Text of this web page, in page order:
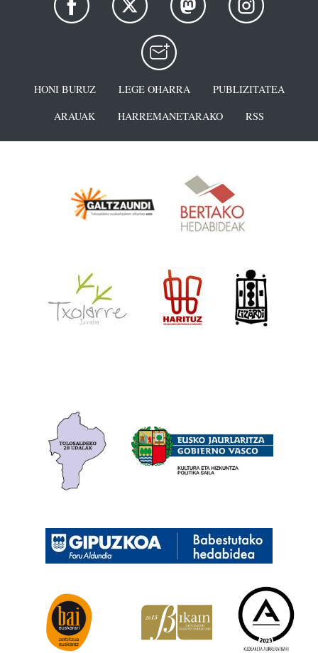
HONI BURUZ LEGE OHARRA
PUBLIZITATEA
ARAUAK
HARREMANETARAKO RSS